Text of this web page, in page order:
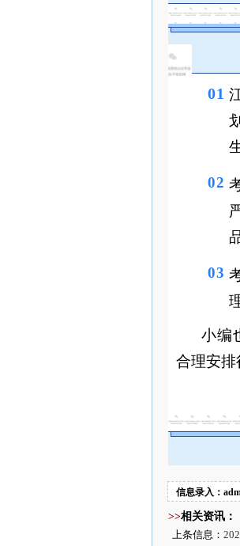
01
02
03
小编
合理安排
信息录入：
>>相关资讯：
上条信息：